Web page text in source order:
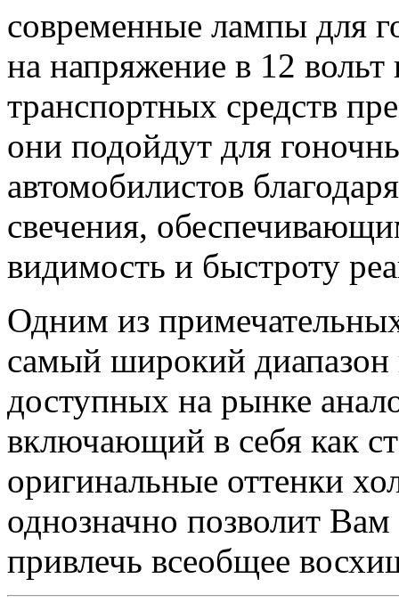
современные лампы для
на напряжение в 12
транспортных средств
они подойдут для
автомобилистов
свечения,
видимость и быстроту
Одним из
самый широкий диапазон
доступных на рынке
включающий в себя как
оригинальные оттенки
однозначно позволит
привлечь всеобщее